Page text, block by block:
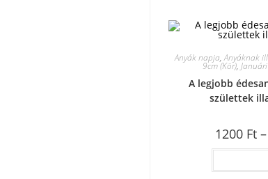
Anyák napja,Anyáknak
9cm (Kör),
A legjobb
születtek
1200 Ft–